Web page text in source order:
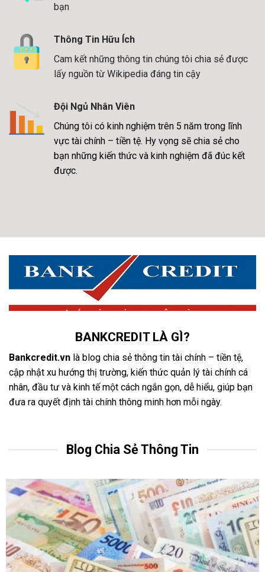
bạn
Thông Tin Hữu Ích
Cam kết những thông tin chúng tôi chia sẻ được
lấy nguồn từ Wikipedia đáng tin cậy
Đội Ngủ Nhân Viên
Chúng tôi có kinh nghiệm trên 5 năm trong lĩnh
vực tài chính – tiền tệ. Hy vọng sẽ chia sẻ cho
bạn những kiến thức và kinh nghiệm đã đúc kết
được.
BANKCREDIT LÀ GÌ?
Bankcredit.vn là blog chia sẻ thông tin tài chính – tiền tệ,
cập nhật xu hướng thị trường, kiến thức quản lý tài chính cá
nhân, đầu tư và kinh tế một cách ngắn gọn, dễ hiểu, giúp bạn
đưa ra quyết định tài chính thông minh hơn mỗi ngày.
Blog Chia Sẻ Thông Tin